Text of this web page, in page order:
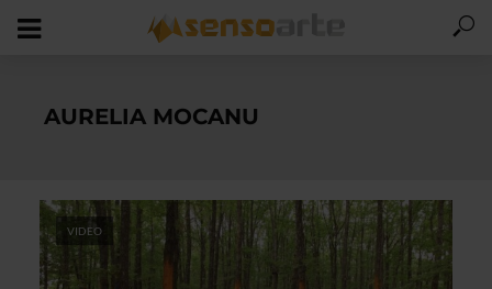
AURELIA MOCANU
VIDEO